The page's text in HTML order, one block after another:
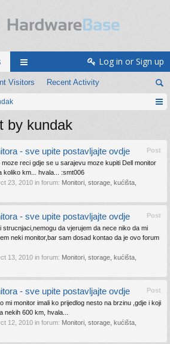
Visitors Recent Activity
Log in or Sign up
by kundak
Post
- sve upite postavljajte ovdje
reci gdje se u sarajevu moze kupiti Dell monitor
koliko km... hvala... :smt006
23, 2010 in forum: Monitori, storage, kućišta,
Post
- sve upite postavljajte ovdje
strucnjaci,nemogu da vjerujem da nece niko da mi
neki monitor,bar sam dosad kontao da je ovo forum
13, 2010 in forum: Monitori, storage, kućišta,
Post
- sve upite postavljajte ovdje
mi monitor imali ko prijedlog nesto na brzinu ,gdje i koji
nekih 600 km, hvala...
12, 2010 in forum: Monitori, storage, kućišta,